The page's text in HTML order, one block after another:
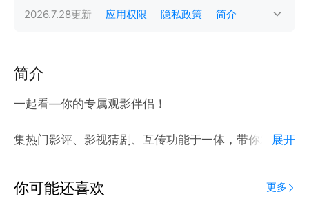
2026.7.28更新 应用权限 隐私政策 简介
简介
一起看—你的专属观影伴侣！
集热门影评、影视猜剧、互传功能于一体，带你发现好
共享精彩。无论追剧、社交还是娱乐，这里都能满足
展开
你可能还喜欢 更多